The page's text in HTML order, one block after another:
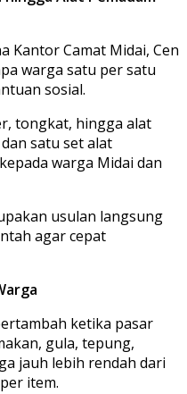
Kantor Camat Midai, Cen
warga satu per satu
sosial.
tongkat, hingga alat
satu set alat
warga Midai dan
usulan langsung
agar cepat
ketika pasar
gula, tepung,
jauh lebih rendah dari
item.